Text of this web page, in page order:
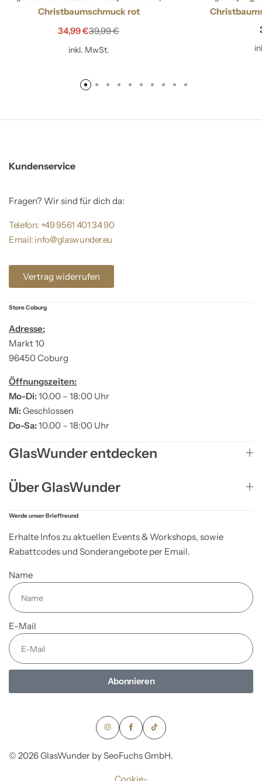
Christbaumschmuck rot
39,99€
34,99€
inkl. MwSt.
Kundenservice
Fragen? Wir sind für dich da:
Telefon: +49 9561 401 34 90
Email: info@glaswunder.eu
Vertrag widerrufen
Store Coburg
Adresse:
Markt 10
96450 Coburg
Öffnungszeiten:
Mo-Di:10.00 – 18:00 Uhr
Mi:Geschlossen
Do-Sa:10.00 – 18:00 Uhr
GlasWunder entdecken
Über GlasWunder
Werde unser Brieffreund
Erhalte Infos zu aktuellen Events & Workshops, sowie
Rabattcodes und Sonderangebote per Email.
Name
E-Mail
Abonnieren
© 2026 GlasWunder by SeoFuchs GmbH.
Cookie-